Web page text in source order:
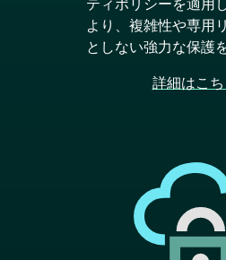
より、複雑性や専用
としない強力な保護
詳細はこ